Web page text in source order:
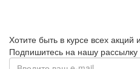
Хотите быть в курсе всех акций
Подпишитесь на нашу рассылку